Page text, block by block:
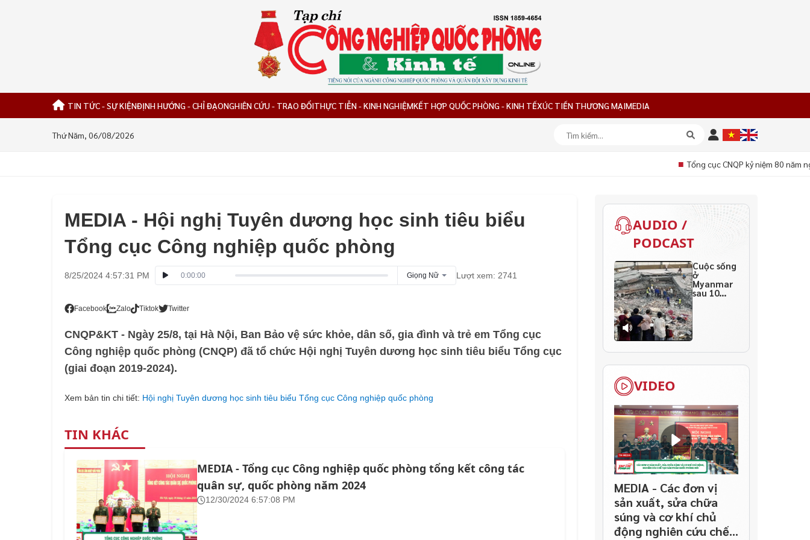
TIN TỨC - SỰ KIỆNĐỊNH HƯỚNG - CHỈ ĐẠONGHIÊN CỨU - TRAO ĐỔITHỰC TIỄN - KINH NGHIỆMKẾT HỢP QUỐC PHÒNG - KINH TẾXÚC TIẾN THƯƠNG MẠIMEDIA
Thứ Năm, 06/08/2026
Tổng cục CNQP kỷ niệm 80 năm
MEDIA - Hội nghị Tuyên dương học sinh tiêu biểu
Tổng cục Công nghiệp quốc phòng
8/25/2024 4:57:31 PM 0:00:00 Giọng Nữ Lượt xem: 2741
Facebook Zalo Tiktok Twitter
CNQP&KT - Ngày 25/8, tại Hà Nội, Ban Bảo vệ sức khỏe, dân số, gia đình và trẻ em Tổng cục
Công nghiệp quốc phòng (CNQP) đã tổ chức Hội nghị Tuyên dương học sinh tiêu biểu Tổng cục
(giai đoạn 2019-2024).
Xem bản tin chi tiết: Hội nghị Tuyên dương học sinh tiêu biểu Tổng cục Công nghiệp quốc phòng
TIN KHÁC
MEDIA - Tổng cục Công nghiệp quốc phòng tổng kết công tác
quân sự, quốc phòng năm 2024
12/30/2024 6:57:08 PM
AUDIO /
PODCAST
Cuộc sống
ở
Myanmar
sau 10
ngày
thảm họa
VIDEO
MEDIA - Các đơn vị
sản xuất, sửa chữa
súng và cơ khí chủ
động nghiên cứu chế